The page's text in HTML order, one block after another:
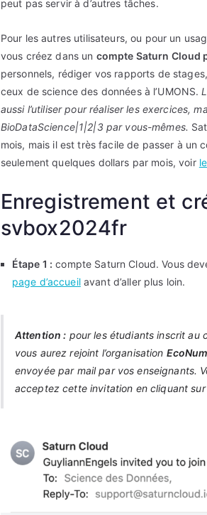
peut pas servir à d’autres tâches.
Pour les autres utilisateurs, ou pour un
vous créez dans un compte Saturn Cloud
personnels, rédiger vos rapports de
ceux de science des données à l’UMONS.
aussi l’utiliser pour réaliser les exercices,
BioDataScience|1|2|3 par vous-mêmes.
mois, mais il est très facile de passer à un
seulement quelques dollars par mois, voir
Enregistrement et
svbox2024fr
Étape 1 : compte Saturn Cloud. Vous
page d’accueilavant d’aller plus loin.
Attention : pour les étudiants inscrit au
vous aurez rejoint l’organisation EcoNum
envoyée par mail par vos enseignants.
acceptez cette invitation en cliquant